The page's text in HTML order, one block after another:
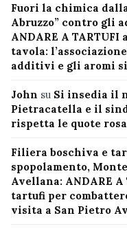
Fuori la chimica
Abruzzo” contro gli
ANDARE A TARTUFI
tavola:
additivi e gli aromi
John su Si insedia il
Pietracatella e il
rispetta le quote rosa
Filiera boschiva e
spopolamento,
Avellana: ANDARE A
tartufi per
visita a San Pietro